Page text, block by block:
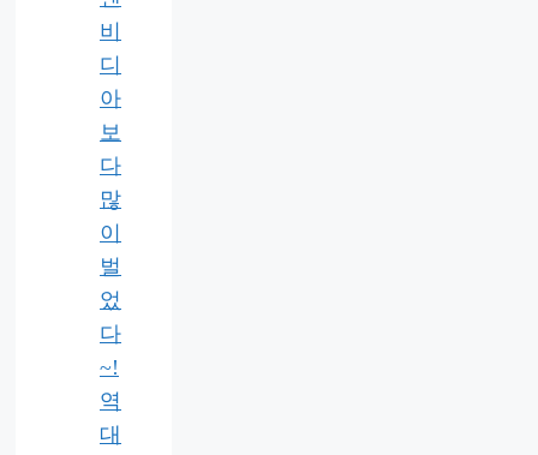
비
디
아
보
다
많
이
벌
었
다
~!
역
대